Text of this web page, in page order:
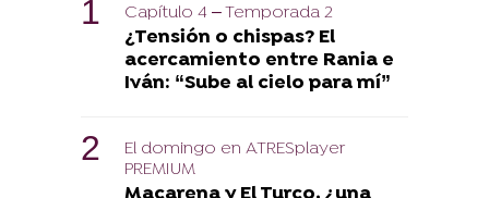
Capítulo 4 – Temporada 2
¿Tensión o chispas? El
acercamiento entre Rania e
Iván: “Sube al cielo para mí”
El domingo en ATRESplayer
PREMIUM